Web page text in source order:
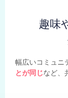
趣味
幅広いコミュニ
とが同じなど、